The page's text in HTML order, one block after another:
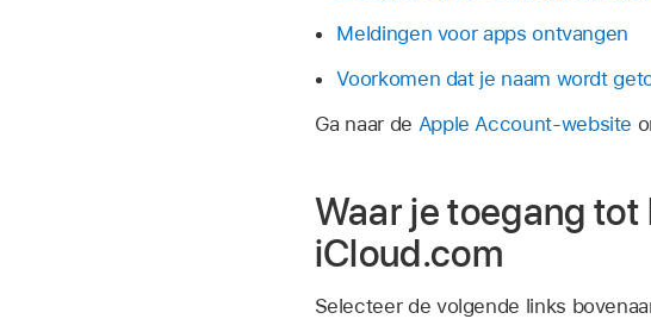
Meldingen voor apps ontvangen
Voorkomen dat je naam wordt
Ga naar de Apple Account-website
Waar je toegang
iCloud.com
Selecteer de volgende links